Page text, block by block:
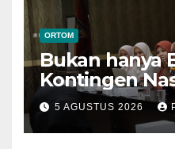
ORTOM
Bukan hanya
Kontingen
Kalbar
di Muktamar
5 AGUSTUS 2026